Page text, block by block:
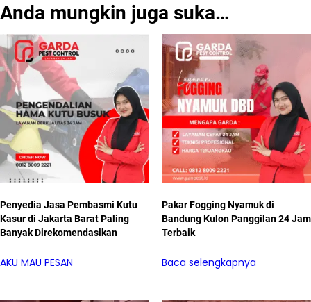
Anda mungkin juga suka…
Penyedia Jasa Pembasmi Kutu
Kasur di Jakarta Barat Paling
Banyak Direkomendasikan
AKU MAU PESAN
Pakar Fogging Nyamuk di
Bandung Kulon Panggilan 24 Jam
Terbaik
Baca selengkapnya